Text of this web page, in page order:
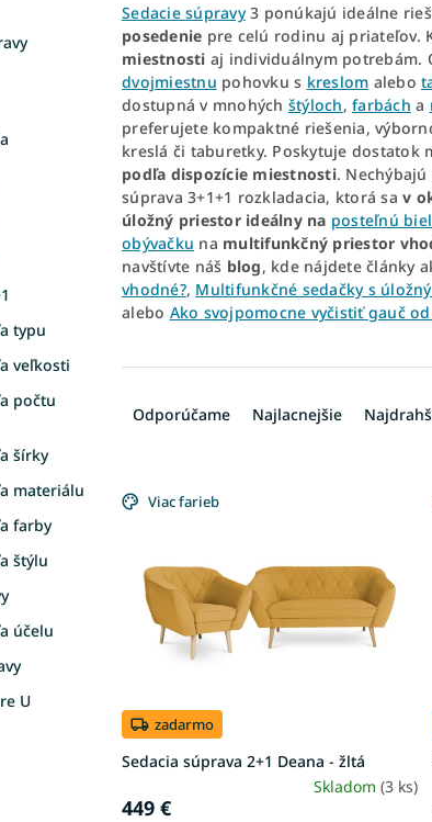
typu
veľkosti
počtu
šírky
materiálu
farby
štýlu
účelu
U
Sedacie súpravy3 ponúkajú ideálne
posedenie pre celú rodinu aj priateľov.
miestnosti aj individuálnym potrebám.
dvojmiestnu pohovku s kreslom alebo
dostupná v mnohých štýloch, farbách a
preferujete kompaktné riešenia,
kreslá či taburetky. Poskytuje dostatok
podľa dispozície miestnosti. Nechýbajú
súprava 3+1+1 rozkladacia, ktorá sa v
úložný priestor ideálny na posteľnú
obývačku na multifunkčný priestor
navštívte náš blog, kde nájdete články
vhodné?, Multifunkčné sedačky s
alebo Ako svojpomocne vyčistiť gauč
a
i
o
v
Odporúčame Najlacnejšie
ý
k
t
o
v
Viac farieb
zadarmo
Sedacia súprava 2+1 Deana - žltá
Skladom(3 ks)
449 €